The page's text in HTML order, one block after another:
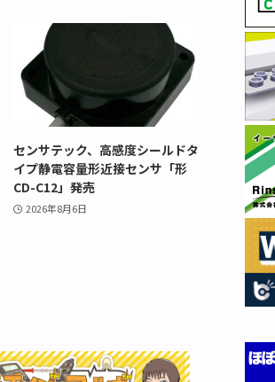
センサテック、高感度シールドタ
イプ静電容量形近接センサ「形
CD-C12」発売
2026年8月6日